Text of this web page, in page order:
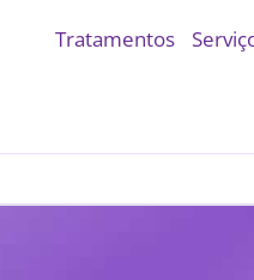
Tratamentos